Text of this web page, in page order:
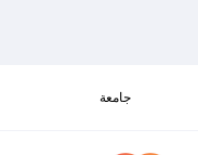
جامعة